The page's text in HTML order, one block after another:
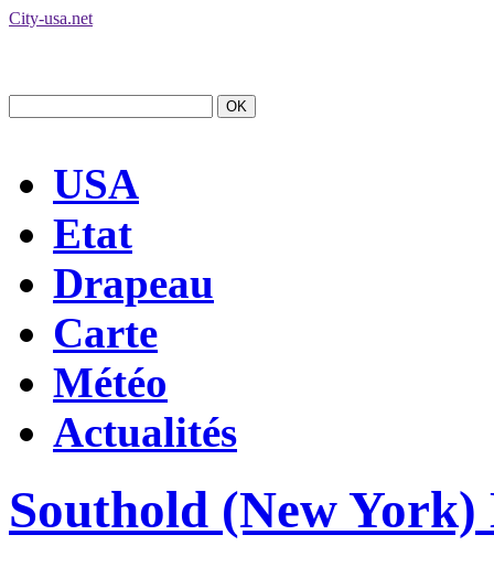
City-usa.net
USA
Etat
Drapeau
Carte
Météo
Actualités
Southold (New York)